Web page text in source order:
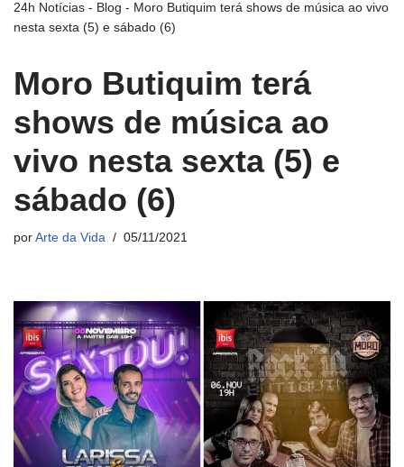
24h Notícias - Blog - Moro Butiquim terá shows de música ao vivo
nesta sexta (5) e sábado (6)
Moro Butiquim terá
shows de música ao
vivo nesta sexta (5) e
sábado (6)
por Arte da Vida 05/11/2021